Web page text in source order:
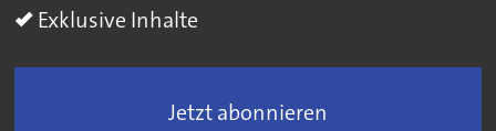
Exklusive Inhalte
Jetzt abonnieren